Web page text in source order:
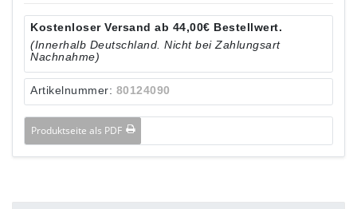
Kostenloser Versand ab 44,00€ Bestellwert.
(Innerhalb Deutschland. Nicht bei Zahlungsart
Nachnahme)
Artikelnummer: 80124090
Produktseite als PDF